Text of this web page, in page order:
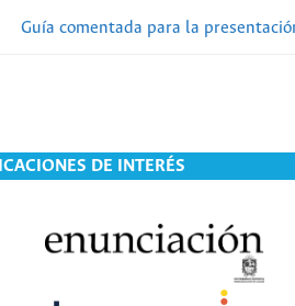
Guía comentada para la
DE INTERÉS